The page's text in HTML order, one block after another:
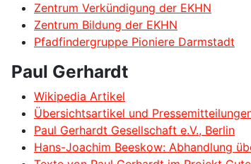
Zentrum Verkündigung der EKHN
Zentrum Bildung der EKHN
Pfadfindergruppe Pioniere Darmstadt
Paul Gerhardt
Wikipedia Artikel
Übersichtsartikel und
Paul Gerhardt Gesellschaft e.V., Berlin
Hans-Joachim Beeskow: Abhandlung